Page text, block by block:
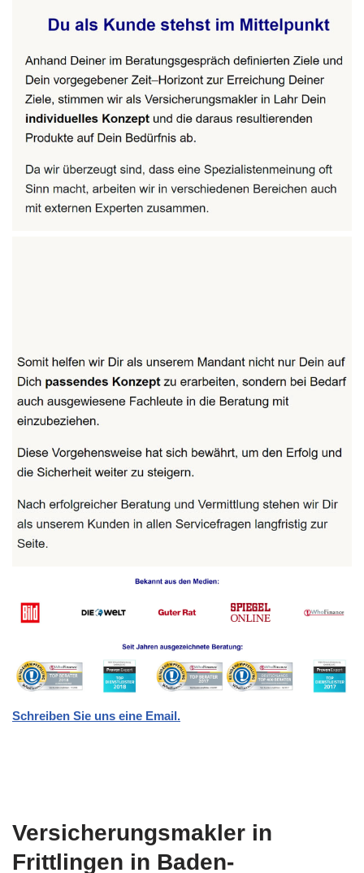
Schreiben Sie uns eine Email.
Versicherungsmakler in
Frittlingen in Baden-